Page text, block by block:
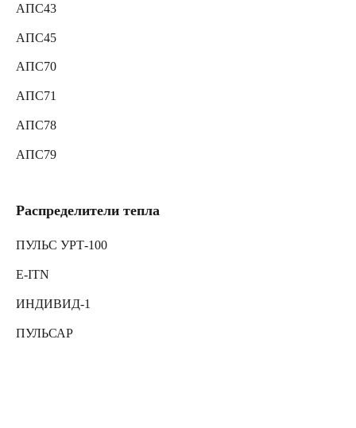
АПС43
АПС45
АПС70
АПС71
АПС78
АПС79
Распределители тепла
ПУЛЬС УРТ-100
E-ITN
ИНДИВИД-1
ПУЛЬСАР